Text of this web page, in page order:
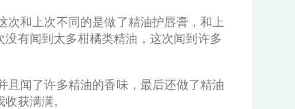
次和上次不同的是做了精油护唇膏，和上
有闻到太多柑橘类精油，这次闻到许多
且闻了许多精油的香味，最后还做了精油
获满满。